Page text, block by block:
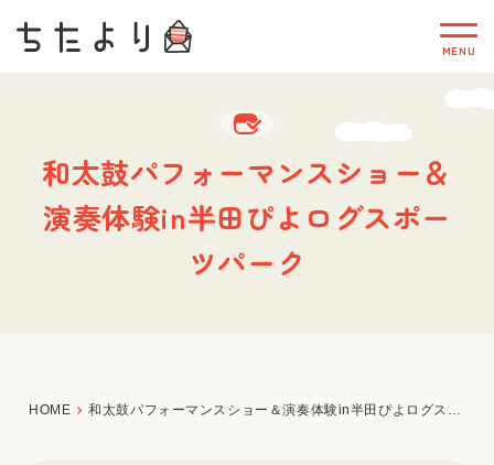
和太鼓パフォーマンスショー＆
演奏体験in半田ぴよログスポー
ツパーク
HOME 和太鼓パフォーマンスショー＆演奏体験in半田ぴよログスポーツパーク